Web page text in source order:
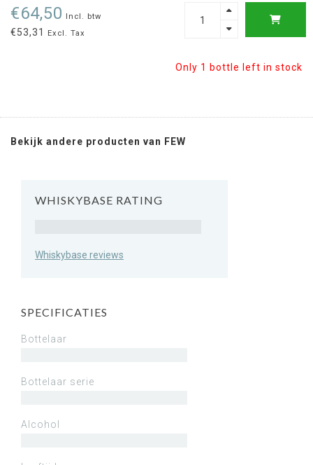
€64,50 Incl. btw
€53,31 Excl. Tax
Only 1 bottle left in stock
Bekijk andere producten van FEW
WHISKYBASE RATING
Whiskybase reviews
SPECIFICATIES
Bottelaar
Bottelaar serie
Alcohol